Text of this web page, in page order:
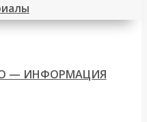
— ИНФОРМАЦИЯ